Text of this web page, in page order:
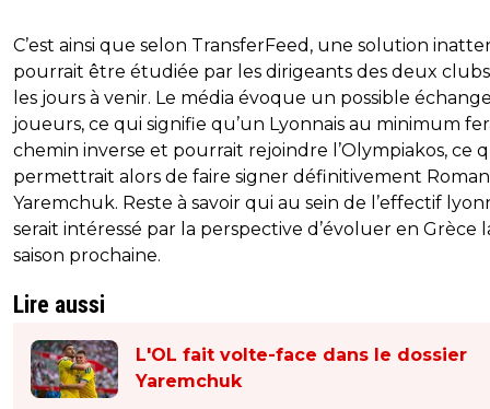
C’est ainsi que selon TransferFeed, une solution
pourrait être étudiée par les dirigeants des deux
les jours à venir. Le média évoque un possible
joueurs, ce qui signifie qu’un Lyonnais au minimum
chemin inverse et pourrait rejoindre l’Olympiakos, ce
permettrait alors de faire signer définitivement Roman
Yaremchuk. Reste à savoir qui au sein de l’effectif
serait intéressé par la perspective d’évoluer en Grèce
saison prochaine.
Lire aussi
L'OL fait volte-face dans le dossier
Yaremchuk